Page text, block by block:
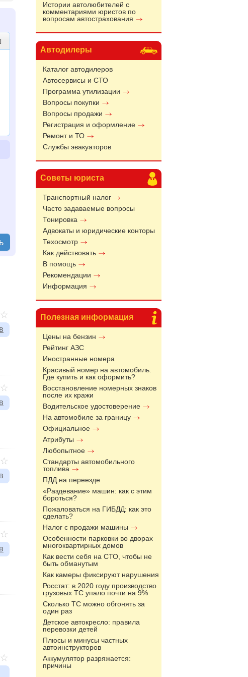
Истории автолюбителей с
комментариями юристов по
вопросам автострахования
Автодилеры
Каталог автодилеров
Автосервисы и СТО
Программа утилизации
Вопросы покупки
Вопросы продажи
Регистрация и оформление
Ремонт и ТО
Службы эвакуаторов
Советы юриста
Транспортный налог
Часто задаваемые вопросы
Тонировка
Адвокаты и юридические конторы
Техосмотр
Как действовать
В помощь
Рекомендации
Информация
Полезная информация
Цены на бензин
Рейтинг АЗС
Иностранные номера
Красивый номер на автомобиль.
Где купить и как оформить?
Восстановление номерных знаков
после их кражи
Водительское удостоверение
На автомобиле за границу
Официальное
Атрибуты
Любопытное
Стандарты автомобильного
топлива
ПДД на переезде
«Раздевание» машин: как с этим
бороться?
Пожаловаться на ГИБДД: как это
сделать?
Налог с продажи машины
Особенности парковки во дворах
многоквартирных домов
Как вести себя на СТО, чтобы не
быть обманутым
Как камеры фиксируют нарушения
Росстат: в 2020 году производство
грузовых ТС упало почти на 9%
Сколько ТС можно обгонять за
один раз
Детское автокресло: правила
перевозки детей
Плюсы и минусы частных
автоинструкторов
Аккумулятор разряжается:
причины